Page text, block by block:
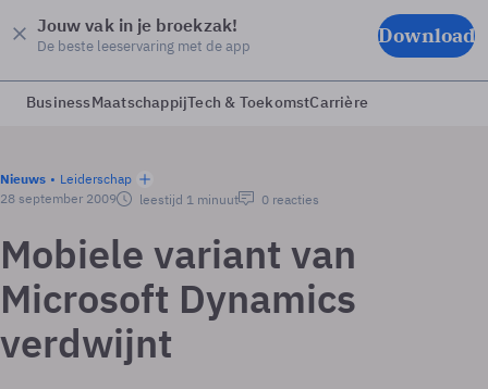
Jouw vak in je broekzak!
De beste leeservaring met de app Download
BusinessMaatschappijTech & ToekomstCarrière
Nieuws
Leiderschap
28 september 2009
leestijd 1 minuut 0 reacties
Mobiele variant van
Microsoft Dynamics
verdwijnt